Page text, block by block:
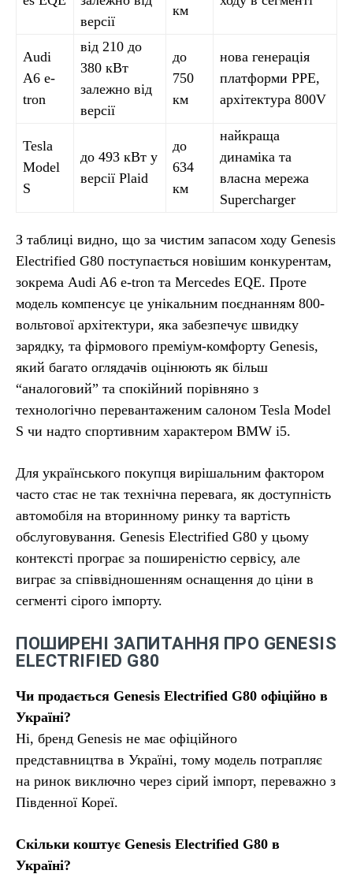
версії
км
Audi
A6 e-
tron
від 210 до
380 кВт
залежно від
версії
до
750
км
нова генерація
платформи PPE,
архітектура 800V
Tesla
Model
S
до 493 кВт у
версії Plaid
до
634
км
найкраща
динаміка та
власна мережа
Supercharger
З таблиці видно, що за чистим запасом ходу Genesis
Electrified G80 поступається новішим конкурентам,
зокрема Audi A6 e-tron та Mercedes EQE. Проте
модель компенсує це унікальним поєднанням 800-
вольтової архітектури, яка забезпечує швидку
зарядку, та фірмового преміум-комфорту Genesis,
який багато оглядачів оцінюють як більш
“аналоговий” та спокійний порівняно з
технологічно перевантаженим салоном Tesla Model
S чи надто спортивним характером BMW i5.
Для українського покупця вирішальним фактором
часто стає не так технічна перевага, як доступність
автомобіля на вторинному ринку та вартість
обслуговування. Genesis Electrified G80 у цьому
контексті програє за поширеністю сервісу, але
виграє за співвідношенням оснащення до ціни в
сегменті сірого імпорту.
ПОШИРЕНІ ЗАПИТАННЯ ПРО GENESIS
ELECTRIFIED G80
Чи продається Genesis Electrified G80 офіційно в
Україні?
Ні, бренд Genesis не має офіційного
представництва в Україні, тому модель потрапляє
на ринок виключно через сірий імпорт, переважно з
Південної Кореї.
Скільки коштує Genesis Electrified G80 в
Україні?